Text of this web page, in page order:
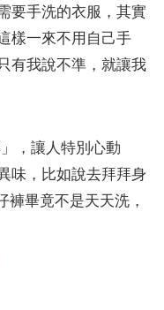
要手洗的衣服，其實
樣一來不用自己手
有我說不準，就讓我
，讓人特別心動
味，比如說去拜拜身
畢竟不是天天洗，